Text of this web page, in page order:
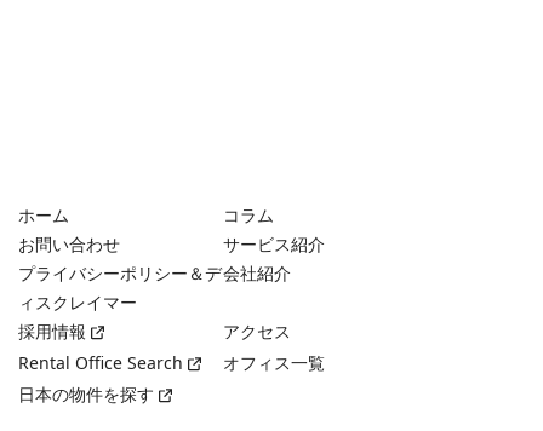
ホーム
コラム
お問い合わせ
サービス紹介
プライバシーポリシー＆デ
ィスクレイマー
会社紹介
採用情報
アクセス
Rental Office Search
オフィス一覧
日本の物件を探す